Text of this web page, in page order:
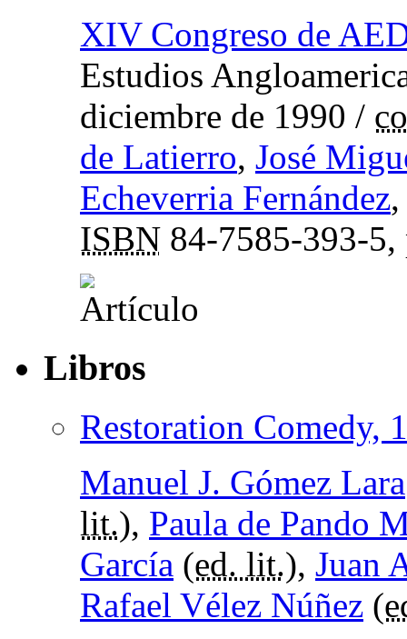
XIV Congreso de
Estudios
diciembre de 1990 /
de Latierro, José
Echeverria Fernández
ISBN 84-7585-393-5,
Libros
Restoration Comedy,
Manuel J. Gómez Lara
lit.), Paula de Pando
García (ed. lit.), Juan
Rafael Vélez Núñez (